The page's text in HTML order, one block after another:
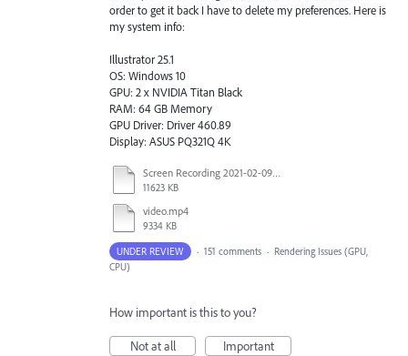
order to get it back I have to delete my preferences. Here is
my system info:
Illustrator 25.1
OS: Windows 10
GPU: 2 x NVIDIA Titan Black
RAM: 64 GB Memory
GPU Driver: Driver 460.89
Display: ASUS PQ321Q 4K
Screen Recording 2021-02-09 at 10.58.45.mov
11623 KB
video.mp4
9334 KB
UNDER REVIEW · 151 comments · Rendering Issues (GPU,
CPU)
How important is this to you?
Not at all
Important